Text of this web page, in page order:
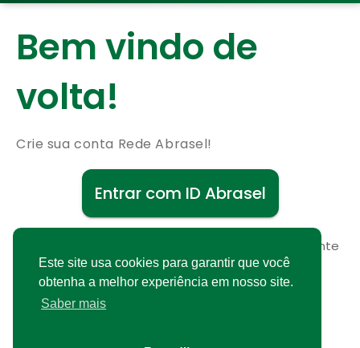
Este site usa cookies para garantir que você
obtenha a melhor experiência em nosso site.
Saber mais
Bem vindo de
volta!
Crie sua conta Rede Abrasel!
Entrar com ID Abrasel
Cadastre-se gratuitamente